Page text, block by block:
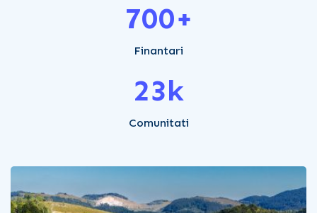
700+
Finantari
23k
Comunitati